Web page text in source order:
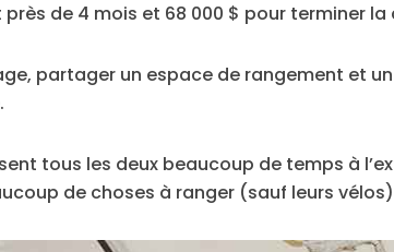
près de 4 mois et 68 000 $ pour terminer
partager un espace de rangement et
tous les deux beaucoup de temps à
de choses à ranger (sauf leurs